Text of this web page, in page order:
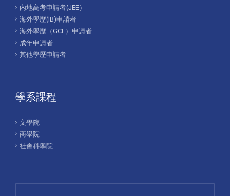
內地高考申請者(JEE）
海外學歷(IB)申請者
海外學歷（GCE）申請者
成年申請者
其他學歷申請者
學系課程
文學院
商學院
社會科學院